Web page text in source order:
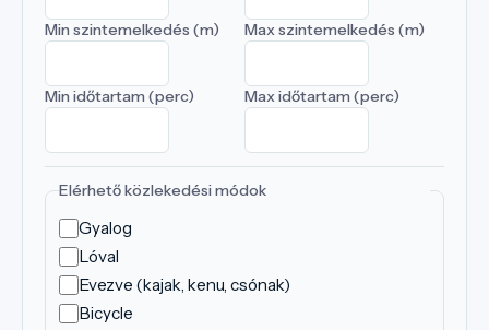
Min szintemelkedés (m) Max szintemelkedés (m)
Min időtartam (perc) Max időtartam (perc)
Elérhető közlekedési módok
Gyalog
Lóval
Evezve (kajak, kenu, csónak)
Bicycle